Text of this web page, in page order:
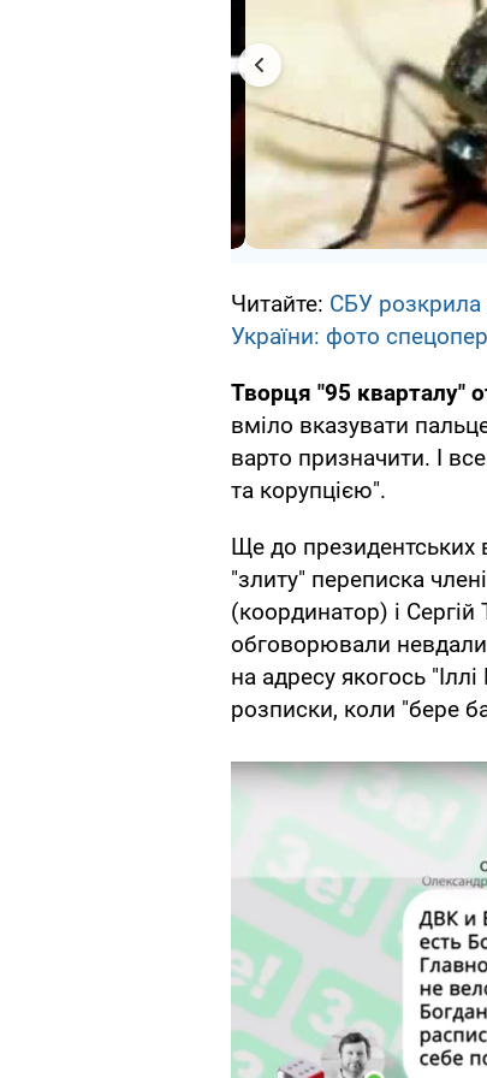
Читайте: СБУ розкрила
України: фото
Творця "95 кварталу"
вміло вказувати
варто призначити. І
та корупцією".
Ще до президентських
"злиту" переписка
(координатор) і
обговорювали
на адресу якогось
розписки, коли "бере